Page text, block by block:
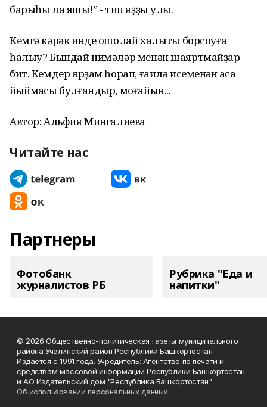
барыһы ла яҡшы!” - тип яҙҙы улы.
Кемгә кәрәк инде ошолай халыҡты борсоуға
һалыу? Бындай нимәләр менән шаяртмайҙар
бит. Кемдер ярҙам һорап, ғаилә исеменән аҡса
йыймаҡсы булғандыр, моғайын...
Автор: Альфия Мингалиева
Читайте нас
Партнеры
Фотобанк
журналистов РБ
Рубрика "Еда и
напитки"
© 2026 Общественно-политическая газеты муниципального
района Учалинский район Республики Башкортостан.
Издается с 1991 года. Учредитель: Агентство по печати и
средствам массовой информации Республики Башкортостан
и АО Издательский дом "Республика Башкортостан".
Об использовании персональных данных